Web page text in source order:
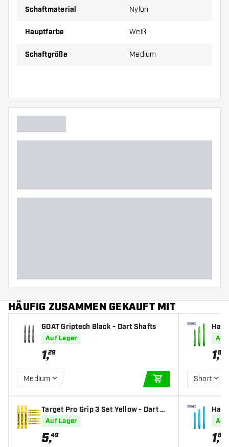
Schaftmaterial Nylon
Hauptfarbe Weiß
Schaftgröße Medium
HÄUFIG ZUSAMMEN GEKAUFT MIT
GOAT Griptech Black - Dart Shafts
Auf Lager
1,29
Medium
IN DEN
Target Pro Grip 3 Set Yellow - Dart Sh
afts
Auf Lager
5,49
ts
Auf
1,80
Short
Auf
1,80